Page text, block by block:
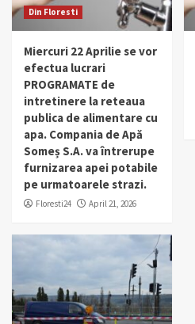
Din Floresti
Miercuri 22 Aprilie se vor
efectua lucrari
PROGRAMATE de
intretinere la reteaua
publica de alimentare cu
apa. Compania de Apă
Someș S.A. va întrerupe
furnizarea apei potabile
pe urmatoarele strazi.
Floresti24 April 21, 2026